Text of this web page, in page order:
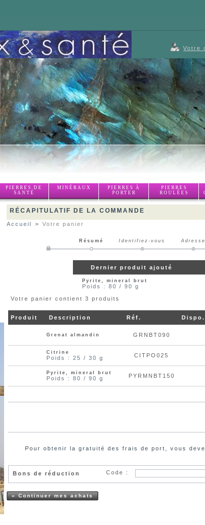
Votre
PIERRES DE
SANTÉ
MINÉRAUX
PIERRES À
PORTER
PIERRES
ROULÉES
RÉCAPITULATIF DE LA COMMANDE
Accueil > Votre panier
Résumé Identifiez-vous Adresse
Dernier produit ajouté
Pyrite, mineral brut
Poids : 80 / 90 g
Votre panier contient 3 produits
Produit Description Réf. Dispo.
Pour obtenir la gratuité des frais de port, vous
Grenat almandin GRNBT090
Citrine
Poids : 25 / 30 g CITPO025
Pyrite, mineral brut
Poids : 80 / 90 g PYRMNBT150
Bons de réduction Code :
« Continuer mes achats